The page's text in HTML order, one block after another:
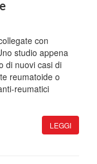
con
studio appena
di nuovi casi di
reumatoide o
reumatici
LEGGI